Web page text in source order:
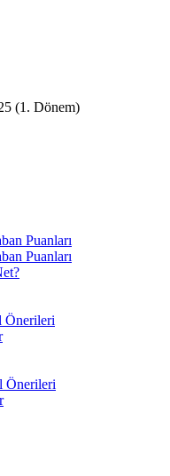
(1. Dönem)
Puanları
Puanları
Önerileri
Önerileri